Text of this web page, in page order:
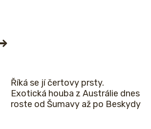
Říká se jí čertovy prsty.
Exotická houba z Austrálie dnes
roste od Šumavy až po Beskydy